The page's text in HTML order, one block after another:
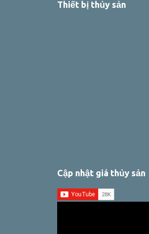
Thiết bị thủy sản
Cập nhật giá thủy sản